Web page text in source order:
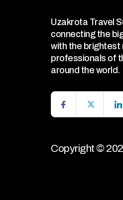
Uzakrota Travel
connecting the
with the brightest
professionals of
around the world.
Copyright ©